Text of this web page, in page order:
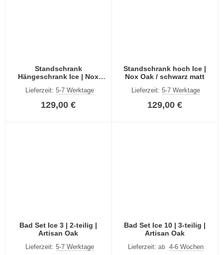
Standschrank
Hängeschrank Ice | Nox
Lieferzeit: 5-7 Werktage
129,00 €
Standschrank hoch Ice |
Nox Oak / schwarz matt
Lieferzeit:5-7 Werktage
129,00 €
Bad Set Ice 3 | 2-teilig |
Artisan Oak
Lieferzeit: 5-7 Werktage
Bad Set Ice 10 | 3-teilig |
Artisan Oak
Lieferzeit:ab 4-6 Wochen